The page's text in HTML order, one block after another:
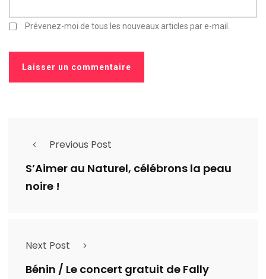
Prévenez-moi de tous les nouveaux articles par e-mail.
Previous Post
S’Aimer au Naturel, célébrons la peau
noire !
Next Post
Bénin / Le concert gratuit de Fally